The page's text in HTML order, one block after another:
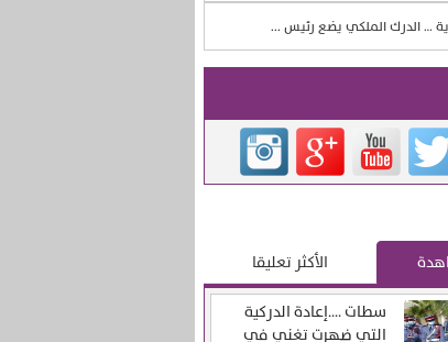
… الدرك الملكي يضع رئيس ...
الأكثر تعليقا
سطات ….إعادة الدركية
التي ضهرت تغني في